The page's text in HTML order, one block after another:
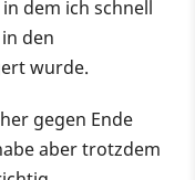
dem ich schnell
den
wurde.
gegen Ende
aber trotzdem